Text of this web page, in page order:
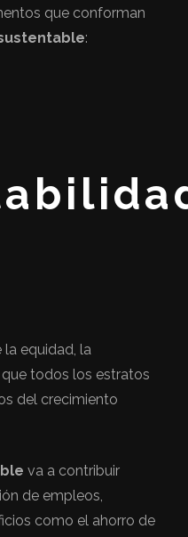
que conforman
:
la equidad, la
todos los estratos
del crecimiento
va a contribuir
de empleos,
como el ahorro de